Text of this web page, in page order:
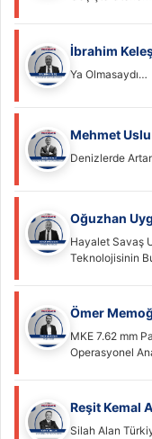
İbrahim
Ya Olmasaydı…
Mehmet Uslu
Denizlerde
Oğuzhan
Hayalet Savaş
Teknolojisinin
Ömer
MKE 7.62 mm
Operasyonel
Reşit Kemal
Silah Alan